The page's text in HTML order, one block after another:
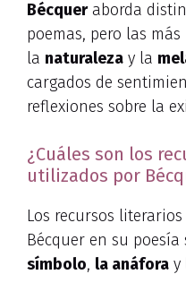
Bécqueraborda
poemas, pero las
la naturaleza y la
cargados de
reflexiones sobre la
¿Cuáles son los
utilizados por
Los recursos
Bécquer en su poesía
símbolo, la anáfora y